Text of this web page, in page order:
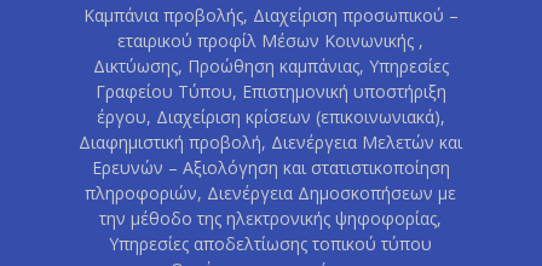
Καμπάνια προβολής, Διαχείριση προσωπικού –
εταιρικού προφίλ Μέσων Κοινωνικής ,
Δικτύωσης, Προώθηση καμπάνιας, Υπηρεσίες
Γραφείου Τύπου, Επιστημονική υποστήριξη
έργου, Διαχείριση κρίσεων (επικοινωνιακά),
Διαφημιστική προβολή, Διενέργεια Μελετών και
Ερευνών – Αξιολόγηση και στατιστικοποίηση
πληροφοριών, Διενέργεια Δημοσκοπήσεων με
την μέθοδο της ηλεκτρονικής ψηφοφορίας,
Υπηρεσίες αποδελτίωσης τοπικού τύπου